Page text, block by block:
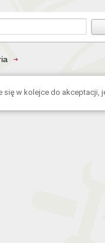
w kolejce do akceptacji,